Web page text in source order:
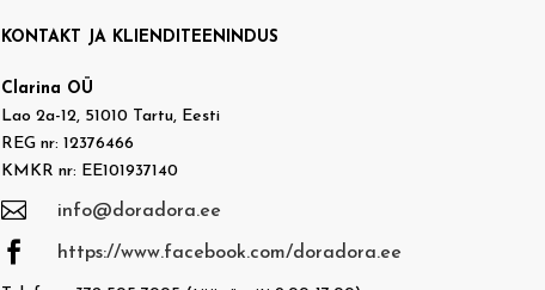
KONTAKT JA KLIENDITEENINDUS
Clarina OÜ
Lao 2a-12, 51010 Tartu, Eesti
REG nr: 12376466
KMKR nr: EE101937140
 info@doradora.ee
 https://www.facebook.com/doradora.ee